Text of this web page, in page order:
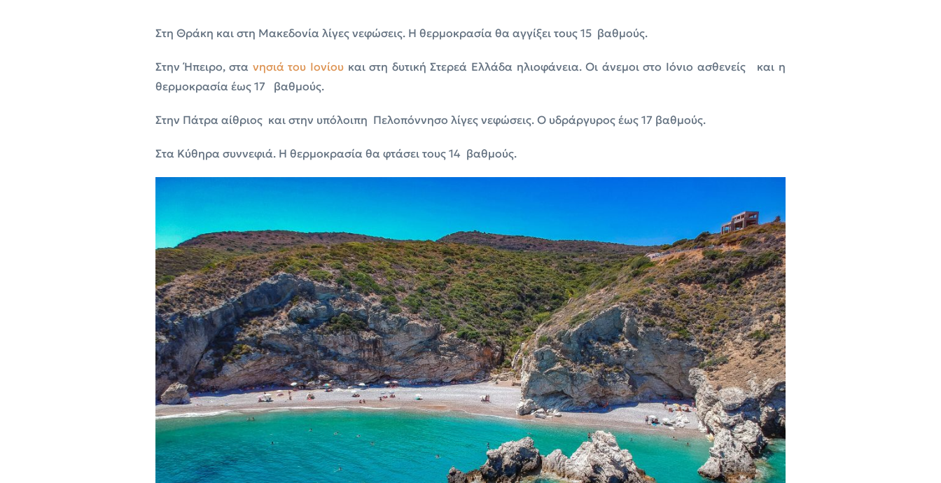
Στη Θράκη και στη Μακεδονία λίγες νεφώσεις. Η θερμοκρασία θα αγγίξει τους 15 βαθμούς.
Στην Ήπειρο, στα νησιά του Ιονίου και στη δυτική Στερεά Ελλάδα ηλιοφάνεια. Οι άνεμοι στο Ιόνιο ασθενείς και η
θερμοκρασία έως 17 βαθμούς.
Στην Πάτρα αίθριος και στην υπόλοιπη Πελοπόννησο λίγες νεφώσεις. Ο υδράργυρος έως 17 βαθμούς.
Στα Κύθηρα συννεφιά. Η θερμοκρασία θα φτάσει τους 14 βαθμούς.